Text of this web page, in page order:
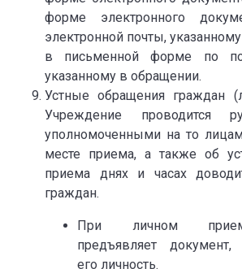
форме электронного
электронной почты,
в письменной форме по
указанному в обращении.
Устные обращения граждан
Учреждение проводится
уполномоченными на то
месте приема, а также об
приема днях и часах
граждан.
При личном
предъявляет документ,
его личность.